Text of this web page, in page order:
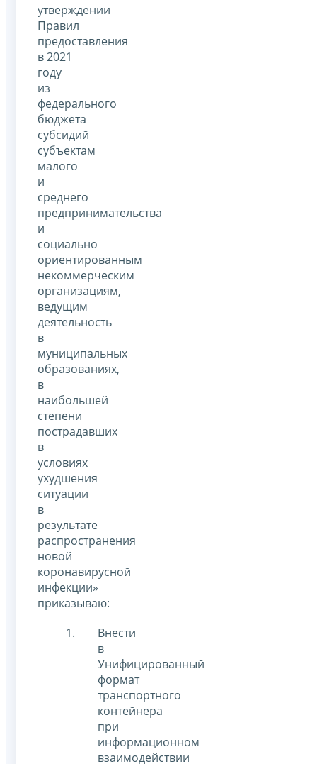
утверждении
Правил
предоставления
в 2021
году
из
федерального
бюджета
субсидий
субъектам
малого
и
среднего
предпринимательства
и
социально
ориентированным
некоммерческим
организациям,
ведущим
деятельность
в
муниципальных
образованиях,
в
наибольшей
степени
пострадавших
в
условиях
ухудшения
ситуации
в
результате
распространения
новой
коронавирусной
инфекции»
приказываю:
Внести
в
Унифицированный
формат
транспортного
контейнера
при
информационном
взаимодействии